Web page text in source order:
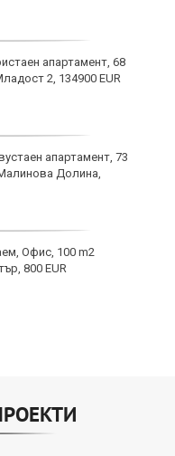
апартамент, 68
2, 134900 EUR
апартамент, 73
Долина,
Офис, 100 m2
800 EUR